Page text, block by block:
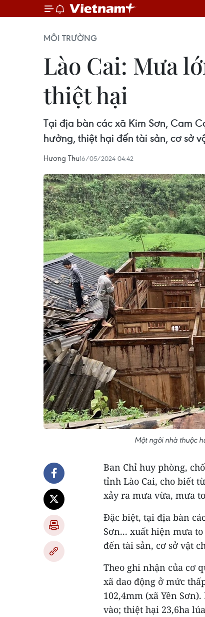
MÔI TRƯỜNG
Lào Cai: Mưa
thiệt hại
Tại địa bàn các xã Kim Sơn, Cam
hưởng, thiệt hại đến tài sản, cơ sở
Hương Thu16/05/2024 04:42
Một ngôi nhà thuộc
Ban Chỉ huy phòng,
tỉnh Lào Cai, cho biết
xảy ra mưa vừa, mưa
Đặc biệt, tại địa bàn
Sơn... xuất hiện mưa
đến tài sản, cơ sở vật
Theo ghi nhận của cơ
xã dao động ở mức
102,4mm (xã Yên
vào; thiệt hại 23,6ha